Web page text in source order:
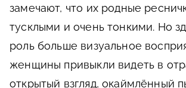
замечают, что их родные
тусклыми и очень тонкими. Но
роль больше визуальное
женщины привыкли видеть в
открытый взгляд, окаймлённый